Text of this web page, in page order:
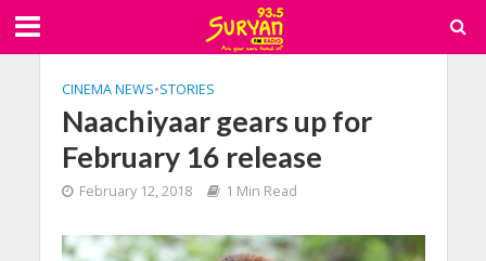
CINEMA NEWS•STORIES
Naachiyaar gears up for
February 16 release
February 12, 2018 1 Min Read